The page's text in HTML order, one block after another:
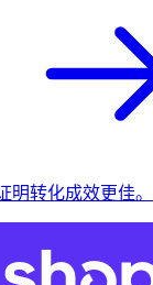
明转化成效更佳。